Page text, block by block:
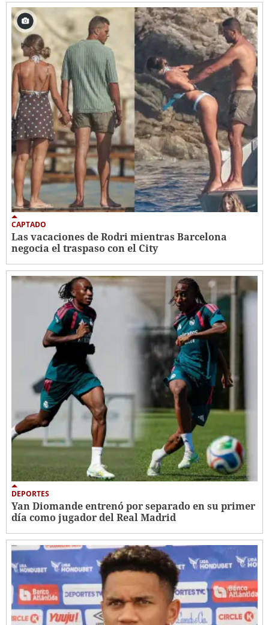
CAPTADO
Las vacaciones de Rodri mientras Barcelona
negocia el traspaso con el City
DEPORTES
Yan Diomande entrenó por separado en su primer
día como jugador del Real Madrid